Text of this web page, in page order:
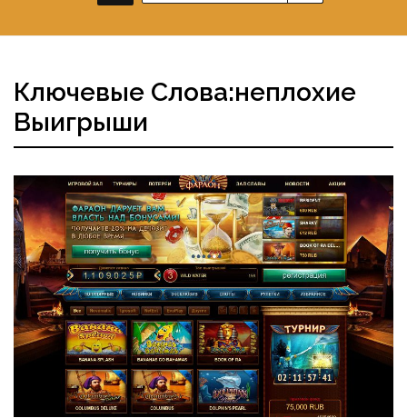
Ключевые Слова:неплохие
Выигрыши